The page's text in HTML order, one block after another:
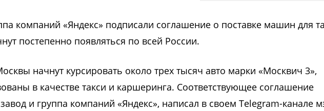
компаний «Яндекс» подписали соглашение о поставке машин для
постепенно появляться по всей России.
начнут курсировать около трех тысяч авто марки «Москвич 3»,
в качестве такси и каршеринга. Соответствующее соглашение
и группа компаний «Яндекс», написал в своем Telegram-канале